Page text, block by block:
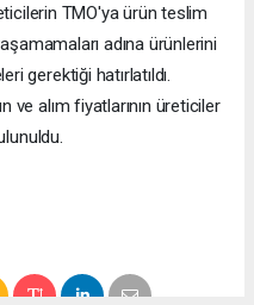
TMO'ya ürün teslim
adına ürünlerini
gerektiği hatırlatıldı.
ve alım fiyatlarının üreticiler